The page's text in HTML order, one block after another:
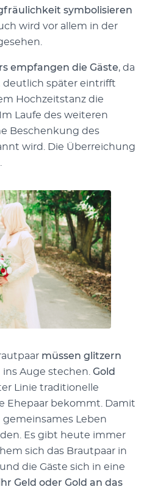
symbolisieren
wird vor allem in der
empfangen die Gäste, da
deutlich später eintrifft
Hochzeitstanz die
Laufe des weiteren
Beschenkung des
wird. Die Überreichung
müssen glitzern
ins Auge stechen. Gold
Linie traditionelle
Ehepaar bekommt. Damit
Leben
Es gibt heute immer
sich das Brautpaar in
die Gäste sich in eine
Geld oder Gold an das